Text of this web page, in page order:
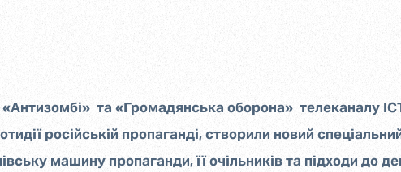
та «Громадянська оборона» телеканалу
російській пропаганді, створили новий
машину пропаганди, її очільників та підходи до